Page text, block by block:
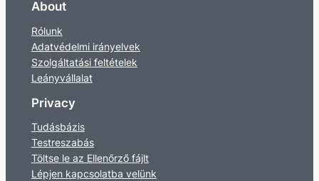
About
Rólunk
Adatvédelmi irányelvek
Szolgáltatási feltételek
Leányvállalat
Privacy
Tudásbázis
Testreszabás
Töltse le az Ellenőrző fájlt
Lépjen kapcsolatba velünk